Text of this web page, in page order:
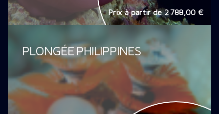
Prix à partir de2 788,00 €
PLONGÉE PHILIPPINES